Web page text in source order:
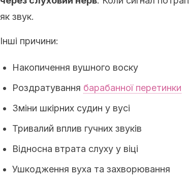
як звук.
Інші причини:
Накопичення вушного воску
Роздратування барабанної перетинки
Зміни шкірних судин у вусі
Тривалий вплив гучних звуків
Відносна втрата слуху у віці
Ушкодження вуха та захворювання